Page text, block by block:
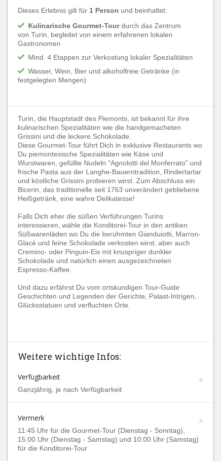
Dieses Erlebnis gilt für 1 Person und beinhaltet:
Kulinarische Gourmet-Tourdurch das Zentrum
von Turin, begleitet von einem erfahrenen lokalen
Gastronomen
Mind. 4 Etappen zur Verkostung lokaler Spezialitäten
Wasser, Wein, Bier und alkoholfreie Getränke (in
festgelegten Mengen)
Turin, die Hauptstadt des Piemonts, ist bekannt für ihre
kulinarischen Spezialitäten wie die handgemacheten
Grissini und die leckere Schokolade.
Diese Gourmet-Tour führt Dich in exklusive Restaurants wo
Du piemontesische Spezialitäten wie Käse und
Wurstwaren, gefüllte Nudeln "Agnolotti del Monferrato" und
frische Pasta aus der Langhe-Bauerntradition, Rindertartar
und köstliche Grissini probieren wirst. Zum Abschluss ein
Bicerin, das traditionelle seit 1763 unverändert gebliebene
Heißgetränk, eine wahre Delikatesse!
Falls Dich eher die süßen Verführungen Turins
interessieren, wähle die Konditorei-Tour in den antiken
Süßwarenläden wo Du die berühmten Gianduiotti, Marron-
Glacè und feine Schokolade verkosten wirst, aber auch
Cremino- oder Pinguin-Eis mit knuspriger dunkler
Schokolade und natürlich einen ausgezeichneten
Espresso-Kaffee.
Und dazu erfährst Du vom ortskundigen Tour-Guide
Geschichten und Legenden der Gerichte, Palast-Intrigen,
Glücksstatuen und verfluchten Orte.
Weitere wichtige Infos:
Verfügbarkeit
Ganzjährig, je nach Verfügbarkeit
Vermerk
11:45 Uhr für die Gourmet-Tour (Dienstag - Sonntag),
15:00 Uhr (Dienstag - Samstag) und 10:00 Uhr (Samstag)
für die Konditorei-Tour